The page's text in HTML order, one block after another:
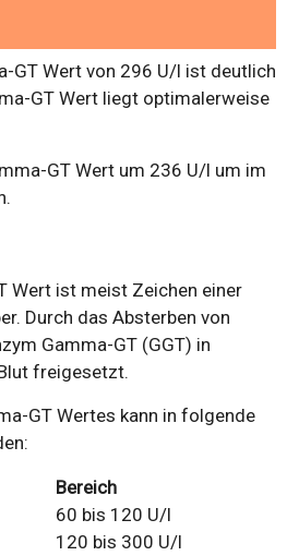
GT Wert von 296 U/l ist deutlich
GT Wert liegt optimalerweise
GT Wert um 236 U/l um im
Wert ist meist Zeichen einer
Durch das Absterben von
Gamma-GT (GGT) in
freigesetzt.
GT Wertes kann in folgende
Bereich
60 bis 120 U/l
120 bis 300 U/l